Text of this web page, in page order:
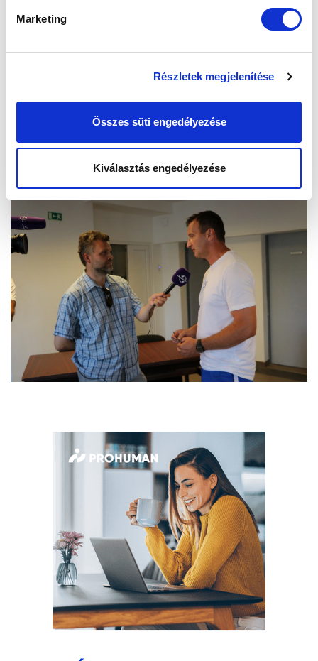
Marketing
Részletek megjelenítése
Összes süti engedélyezése
Kiválasztás engedélyezése